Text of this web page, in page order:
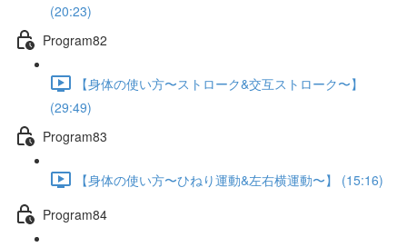
(20:23)
Program82
【身体の使い方〜ストローク&交互ストローク〜】
(29:49)
Program83
【身体の使い方〜ひねり運動&左右横運動〜】 (15:16)
Program84